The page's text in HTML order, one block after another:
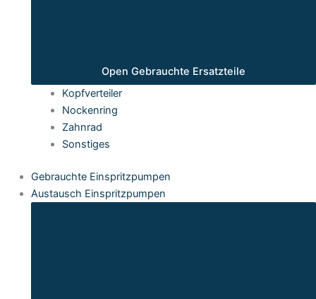
Open Gebrauchte Ersatzteile
Kopfverteiler
Nockenring
Zahnrad
Sonstiges
Gebrauchte Einspritzpumpen
Austausch Einspritzpumpen